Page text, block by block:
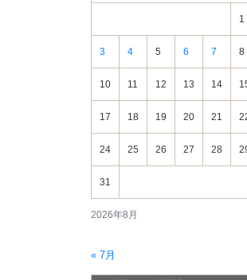
2026年8月
1
3 4 5 6 7 8
10 11 12 13 14
17 18 19 20 21
24 25 26 27 28
31
« 7月